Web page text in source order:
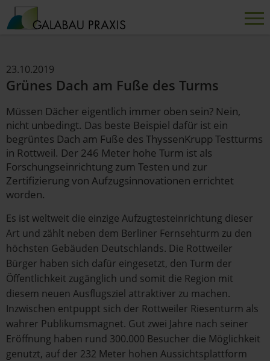
23.10.2019
Grünes Dach am Fuße des Turms
Müssen Dächer eigentlich immer oben sein? Nein,
nicht unbedingt. Das beste Beispiel dafür ist ein
begrüntes Dach am Fuße des ThyssenKrupp Testturms
in Rottweil. Der 246 Meter hohe Turm ist als
Forschungseinrichtung zum Testen und zur
Zertifizierung von Aufzugsinnovationen errichtet
worden.
Es ist weltweit die einzige Aufzugtesteinrichtung dieser
Art und zählt neben dem Berliner Fernsehturm zu den
höchsten Gebäuden Deutschlands. Die Rottweiler
Bürger haben sich dafür eingesetzt, den Turm der
Öffentlichkeit zugänglich und somit die Region mit
diesem neuen Ausflugsziel attraktiver zu machen.
Inzwischen entpuppt sich der Rottweiler Riesenturm als
wahrer Publikumsmagnet. Gut zwei Jahre nach seiner
Eröffnung haben rund 300.000 Besucher die Möglichkeit
genutzt, auf der 232 Meter hohen Aussichtsplattform